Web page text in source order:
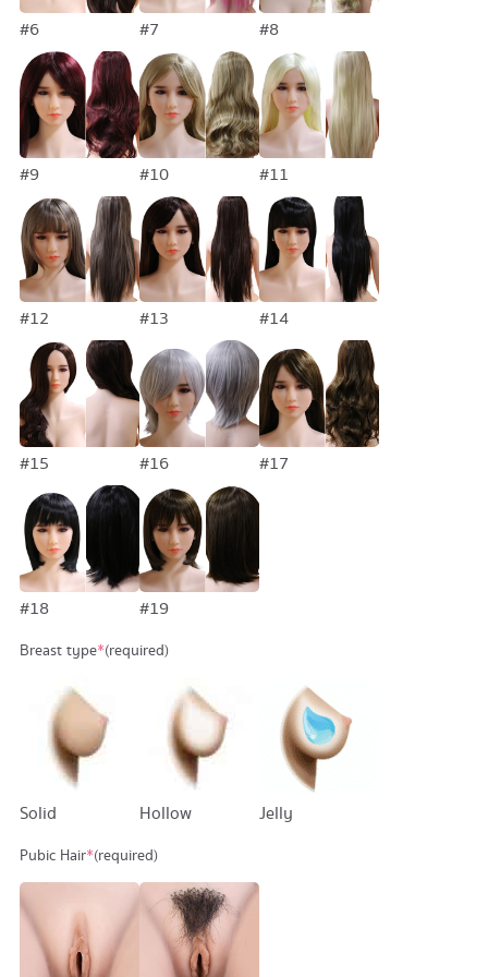
#6 #7 #8
#9 #10 #11
#12 #13 #14
#15 #16 #17
#18 #19
Breast type*(required)
Solid Hollow Jelly
Pubic Hair*(required)